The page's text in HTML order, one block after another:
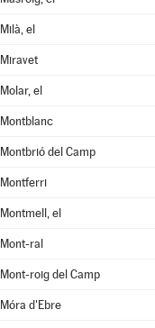
Milà, el
Miravet
Molar, el
Montblanc
Montbrió del Camp
Montferri
Montmell, el
Mont-ral
Mont-roig del Camp
Móra d'Ebre